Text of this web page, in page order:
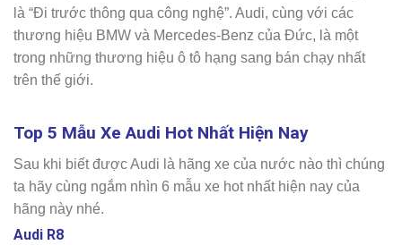
là “Đi trước thông qua công nghệ”. Audi, cùng với các
thương hiệu BMW và Mercedes-Benz của Đức, là một
trong những thương hiệu ô tô hạng sang bán chạy nhất
trên thế giới.
Top 5 Mẫu Xe Audi Hot Nhất Hiện Nay
Sau khi biết được Audi là hãng xe của nước nào thì chúng
ta hãy cùng ngắm nhìn 6 mẫu xe hot nhất hiện nay của
hãng này nhé.
Audi R8